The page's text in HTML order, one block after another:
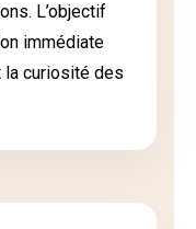
L’objectif
immédiate
la curiosité des